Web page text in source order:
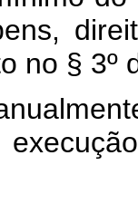
no § 3º